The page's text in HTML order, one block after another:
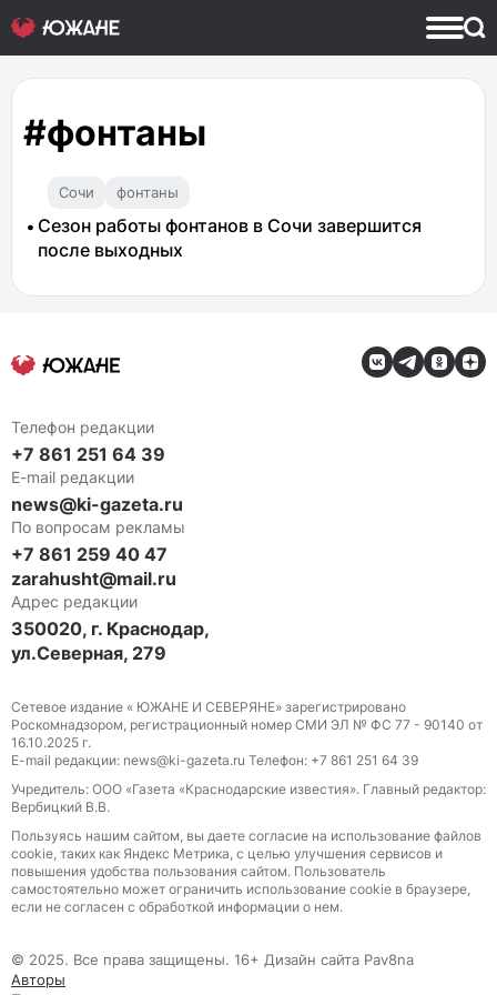
#фонтаны
Сочи фонтаны
Сезон работы фонтанов в Сочи завершится
после выходных
Телефон редакции
+7 861 251 64 39
E-mail редакции
news@ki-gazeta.ru
По вопросам рекламы
+7 861 259 40 47
zarahusht@mail.ru
Адрес редакции
350020, г. Краснодар,
ул.Северная, 279
Сетевое издание « ЮЖАНЕ И СЕВЕРЯНЕ» зарегистрировано
Роскомнадзором, регистрационный номер СМИ ЭЛ № ФС 77 - 90140 от
16.10.2025 г.
E-mail редакции: news@ki-gazeta.ru Телефон: +7 861 251 64 39
Учредитель: ООО «Газета «Краснодарские известия». Главный редактор:
Вербицкий В.В.
Пользуясь нашим сайтом, вы даете согласие на использование файлов
сооkіе, таких как Яндекс Метрика, с целью улучшения сервисов и
повышения удобства пользования сайтом. Пользователь
самостоятельно может ограничить использование сооkіе в браузере,
если не согласен с обработкой информации о нем.
© 2025. Все права защищены. 16+ Дизайн сайта Pav8na
Авторы